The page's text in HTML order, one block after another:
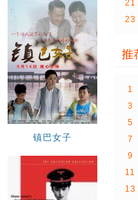
镇巴女子
21
23
1
3
5
7
9
11
13